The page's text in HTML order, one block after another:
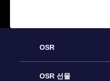
OSR
고객 서비스
OSR 선물